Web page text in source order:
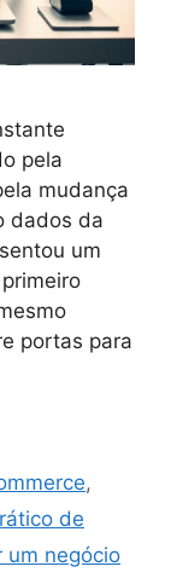
pela
mudança
dados da
um
portas para
,
de
um negócio